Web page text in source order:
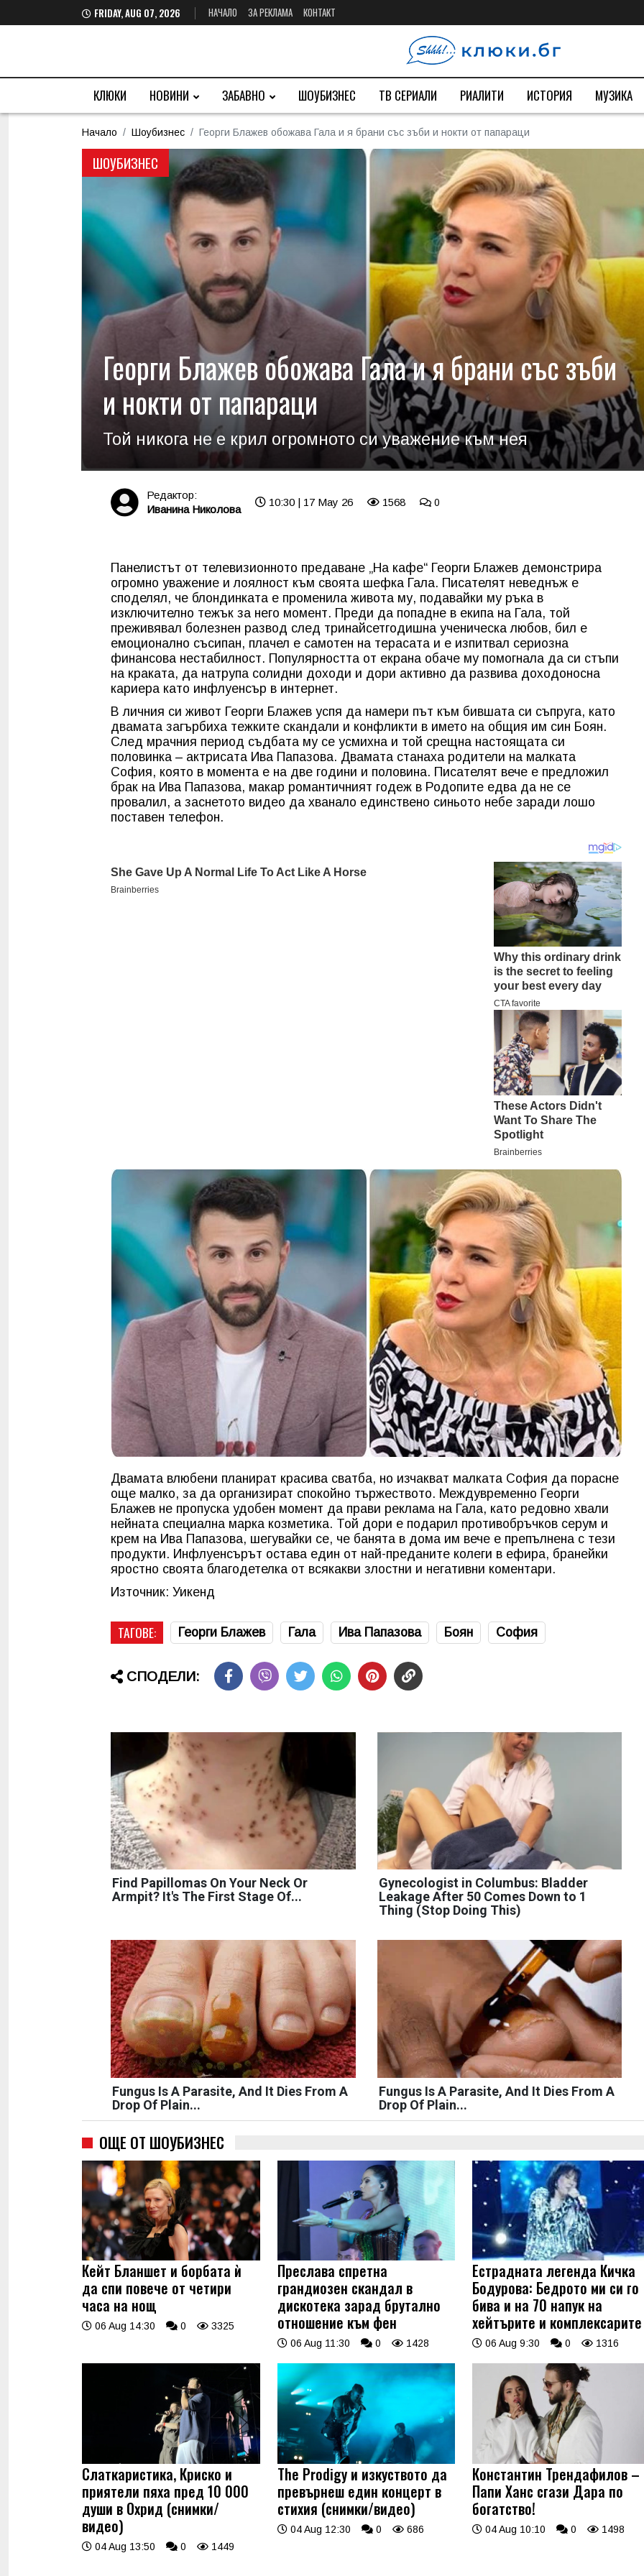
FRIDAY, AUG 07, 2026 НАЧАЛО ЗА РЕКЛАМА КОНТАКТ
КЛЮКИ НОВИНИ ЗАБАВНО ШОУБИЗНЕС ТВ СЕРИАЛИ РИАЛИТИ ИСТОРИЯ МУЗИКА
Начало Шоубизнес Георги Блажев обожава Гала и я брани със зъби и нокти от папараци
ШОУБИЗНЕС
Георги Блажев обожава Гала и я брани със зъби
и нокти от папараци
Той никога не е крил огромното си уважение към нея
Редактор:
Иванина Николова
10:30 | 17 May 26 1568 0
Панелистът от телевизионното предаване „На кафе“ Георги Блажев демонстрира
огромно уважение и лоялност към своята шефка Гала. Писателят неведнъж е
споделял, че блондинката е променила живота му, подавайки му ръка в
изключително тежък за него момент. Преди да попадне в екипа на Гала, той
преживявал болезнен развод след тринайсетгодишна ученическа любов, бил е
емоционално съсипан, плачел е самотен на терасата и е изпитвал сериозна
финансова нестабилност. Популярността от екрана обаче му помогнала да си стъпи
на краката, да натрупа солидни доходи и дори активно да развива доходоносна
кариера като инфлуенсър в интернет.
В личния си живот Георги Блажев успя да намери път към бившата си съпруга, като
двамата загърбиха тежките скандали и конфликти в името на общия им син Боян.
След мрачния период съдбата му се усмихна и той срещна настоящата си
половинка – актрисата Ива Папазова. Двамата станаха родители на малката
София, която в момента е на две години и половина. Писателят вече е предложил
брак на Ива Папазова, макар романтичният годеж в Родопите едва да не се
провалил, а заснетото видео да хванало единствено синьото небе заради лошо
поставен телефон.
Двамата влюбени планират красива сватба, но изчакват малката София да порасне
още малко, за да организират спокойно тържеството. Междувременно Георги
Блажев не пропуска удобен момент да прави реклама на Гала, като редовно хвали
нейната специална марка козметика. Той дори е подарил противобръчков серум и
крем на Ива Папазова, шегувайки се, че банята в дома им вече е препълнена с тези
продукти. Инфлуенсърът остава един от най-преданите колеги в ефира, бранейки
яростно своята благодетелка от всякакви злостни и негативни коментари.
Източник: Уикенд
ТАГОВЕ: Георги Блажев Гала Ива Папазова Боян София
СПОДЕЛИ:
Find Papillomas On Your Neck Or
Armpit? It's The First Stage Of...
Gynecologist in Columbus: Bladder
Leakage After 50 Comes Down to 1
Thing (Stop Doing This)
Fungus Is A Parasite, And It Dies From A
Drop Of Plain...
Fungus Is A Parasite, And It Dies From A
Drop Of Plain...
ОЩЕ ОТ ШОУБИЗНЕС
Кейт Бланшет и борбата ѝ
да спи повече от четири
часа на нощ
06 Aug 14:30 0 3325
Преслава спретна
грандиозен скандал в
дискотека зарад брутално
отношение към фен
06 Aug 11:30 0 1428
Естрадната легенда Кичка
Бодурова: Бедрото ми си го
бива и на 70 напук на
хейтърите и комплексарите
06 Aug 9:30 0 1316
Слаткаристика, Криско и
приятели пяха пред 10 000
души в Охрид (снимки/
видео)
04 Aug 13:50 0 1449
The Prodigy и изкуството да
превърнеш един концерт в
стихия (снимки/видео)
04 Aug 12:30 0 686
Константин Трендафилов –
Папи Ханс сгази Дара по
богатство!
04 Aug 10:10 0 1498